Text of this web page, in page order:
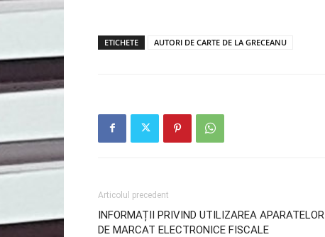
ETICHETE AUTORI DE CARTE DE LA GRECEANU
Articolul precedent
INFORMAȚII PRIVIND UTILIZAREA APARATELOR
DE MARCAT ELECTRONICE FISCALE